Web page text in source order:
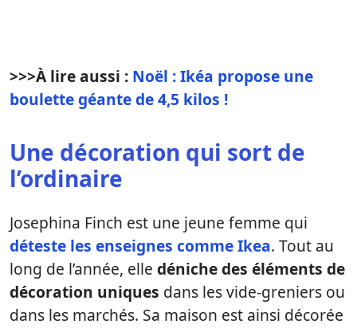
>>>À lire aussi : Noël : Ikéa propose une
boulette géante de 4,5 kilos !
Une décoration qui sort de
l’ordinaire
Josephina Finch est une jeune femme qui
déteste les enseignes comme Ikea. Tout au
long de l’année, elle déniche des éléments de
décoration uniques dans les vide-greniers ou
dans les marchés. Sa maison est ainsi décorée